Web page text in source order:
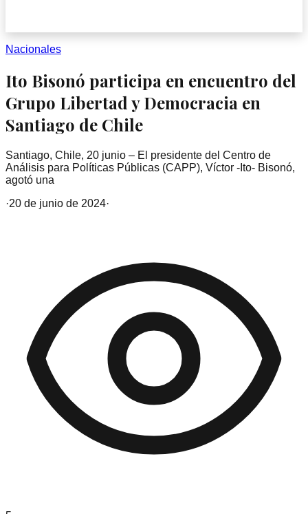
Nacionales
Ito Bisonó participa en encuentro del
Grupo Libertad y Democracia en
Santiago de Chile
Santiago, Chile, 20 junio – El presidente del Centro de
Análisis para Políticas Públicas (CAPP), Víctor -Ito- Bisonó,
agotó una
·20 de junio de 2024·